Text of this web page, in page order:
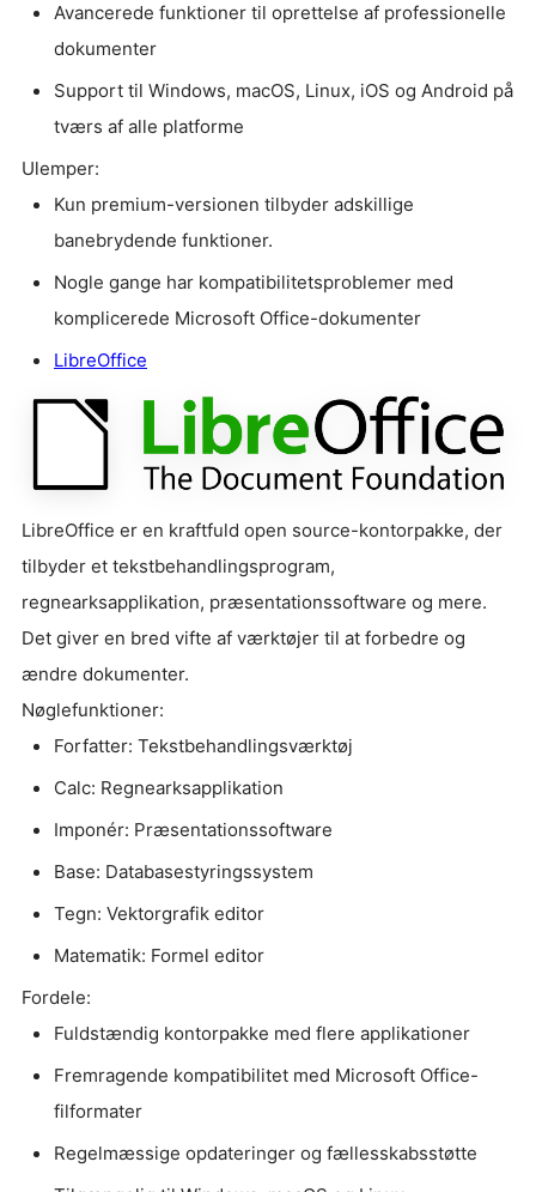
Avancerede funktioner til oprettelse af professionelle
dokumenter
Support til Windows, macOS, Linux, iOS og Android på
tværs af alle platforme
Ulemper:
Kun premium-versionen tilbyder adskillige
banebrydende funktioner.
Nogle gange har kompatibilitetsproblemer med
komplicerede Microsoft Office-dokumenter
LibreOffice
LibreOffice er en kraftfuld open source-kontorpakke, der
tilbyder et tekstbehandlingsprogram,
regnearksapplikation, præsentationssoftware og mere.
Det giver en bred vifte af værktøjer til at forbedre og
ændre dokumenter.
Nøglefunktioner:
Forfatter: Tekstbehandlingsværktøj
Calc: Regnearksapplikation
Imponér: Præsentationssoftware
Base: Databasestyringssystem
Tegn: Vektorgrafik editor
Matematik: Formel editor
Fordele:
Fuldstændig kontorpakke med flere applikationer
Fremragende kompatibilitet med Microsoft Office-
filformater
Regelmæssige opdateringer og fællesskabsstøtte